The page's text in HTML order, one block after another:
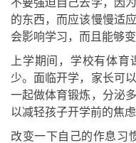
的东西，而应该慢慢适
会影响学习，而且能够
上学期间，学校有体
少。面临开学，家长可
一起做体育锻炼，分泌
以减轻孩子开学前的焦虑
改变一下自己的作息习